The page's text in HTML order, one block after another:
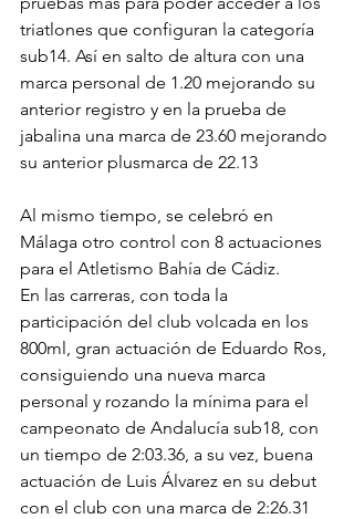
triatlones que configuran la categoría
sub14. Así en salto de altura con una
marca personal de 1.20 mejorando su
anterior registro y en la prueba de
jabalina una marca de 23.60 mejorando
su anterior plusmarca de 22.13
Al mismo tiempo, se celebró en
Málaga otro control con 8 actuaciones
para el Atletismo Bahía de Cádiz.
En las carreras, con toda la
participación del club volcada en los
800ml, gran actuación de Eduardo Ros,
consiguiendo una nueva marca
personal y rozando la mínima para el
campeonato de Andalucía sub18, con
un tiempo de 2:03.36, a su vez, buena
actuación de Luis Álvarez en su debut
con el club con una marca de 2:26.31